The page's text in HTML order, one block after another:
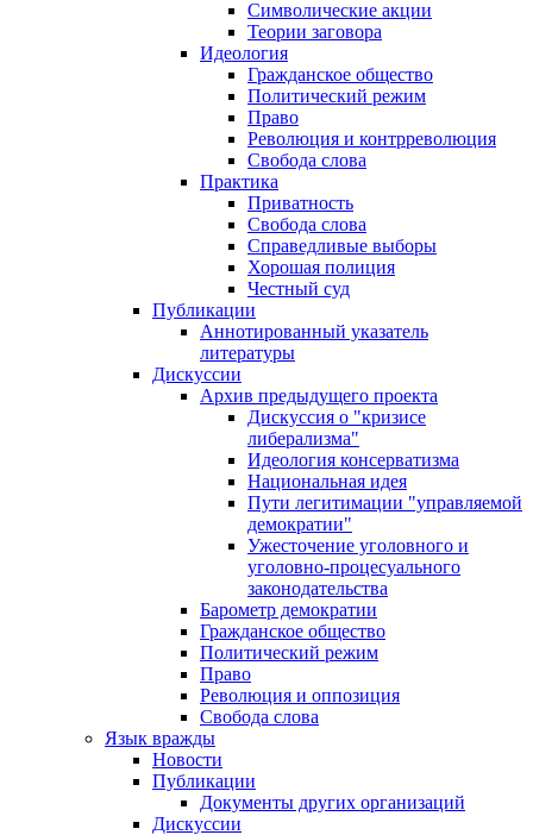
Символические акции
Теории заговора
Идеология
Гражданское общество
Политический режим
Право
Революция и контрреволюция
Свобода слова
Практика
Приватность
Свобода слова
Справедливые выборы
Хорошая полиция
Честный суд
Публикации
Аннотированный указатель
литературы
Дискуссии
Архив предыдущего проекта
Дискуссия о "кризисе
либерализма"
Идеология консерватизма
Национальная идея
Пути легитимации "управляемой
демократии"
Ужесточение уголовного и
уголовно-процесуального
законодательства
Барометр демократии
Гражданское общество
Политический режим
Право
Революция и оппозиция
Свобода слова
Язык вражды
Новости
Публикации
Документы других организаций
Дискуссии